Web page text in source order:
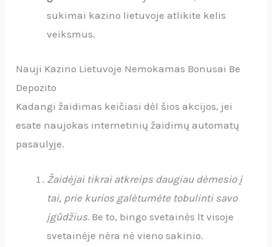
sukimai kazino lietuvoje atlikite kelis
veiksmus.
Nauji Kazino Lietuvoje Nemokamas Bonusai Be
Depozito
Kadangi žaidimas keičiasi dėl šios akcijos, jei
esate naujokas internetinių žaidimų automatų
pasaulyje.
Žaidėjai tikrai atkreips daugiau dėmesio į
tai, prie kurios galėtumėte tobulinti savo
įgūdžius. Be to, bingo svetainės lt visoje
svetainėje nėra nė vieno sakinio.